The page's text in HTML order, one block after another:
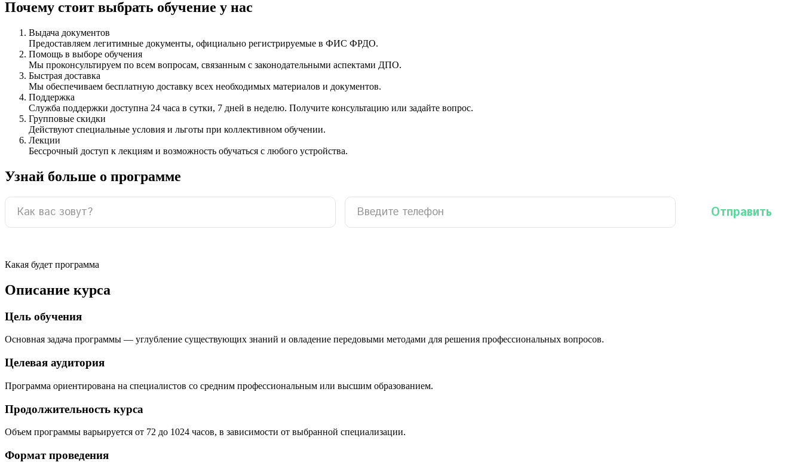
Почему стоит выбрать обучение у нас
Выдача документов
Предоставляем легитимные документы, официально регистрируемые в ФИС ФРДО.
Помощь в выборе обучения
Мы проконсультируем по всем вопросам, связанным с законодательными аспектами ДПО.
Быстрая доставка
Мы обеспечиваем бесплатную доставку всех необходимых материалов и документов.
Поддержка
Служба поддержки доступна 24 часа в сутки, 7 дней в неделю. Получите консультацию или задайте вопрос.
Групповые скидки
Действуют специальные условия и льготы при коллективном обучении.
Лекции
Бессрочный доступ к лекциям и возможность обучаться с любого устройства.
Узнай больше о программе
Какая будет программа
Описание курса
Цель обучения
Основная задача программы — углубление существующих знаний и овладение передовыми методами для решения профессиональных вопросов.
Целевая аудитория
Программа ориентирована на специалистов со средним профессиональным или высшим образованием.
Продолжительность курса
Объем программы варьируется от 72 до 1024 часов, в зависимости от выбранной специализации.
Формат проведения